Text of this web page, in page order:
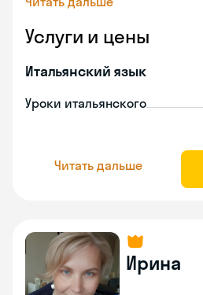
Услуги и цены
Итальянский язык
Уроки итальянского
Читать дальше
Ирина